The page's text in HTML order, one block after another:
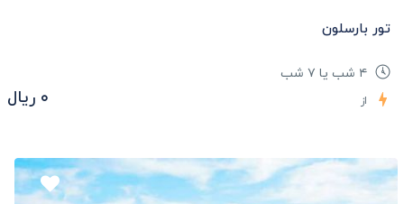
تور بارسلون
از ۰ ریال